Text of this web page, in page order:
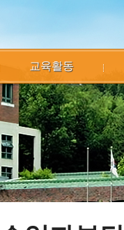
교육활동